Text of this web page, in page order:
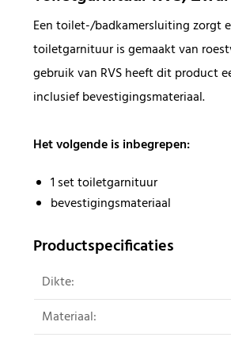
Een toilet-/badkamersluiting zorgt
toiletgarnituur is gemaakt van
gebruik van RVS heeft dit product
inclusief bevestigingsmateriaal.
Het volgende is inbegrepen:
1 set toiletgarnituur
bevestigingsmateriaal
Productspecificaties
Dikte:
Materiaal: